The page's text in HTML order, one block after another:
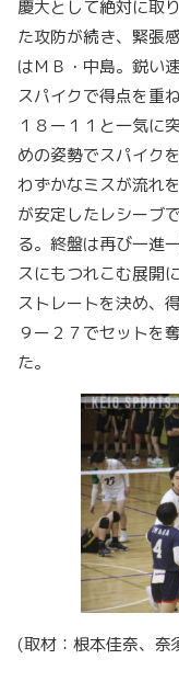
慶大として絶対に取
た攻防が続き、緊張
はＭＢ・中島。鋭い
スパイクで得点を重
１８ー１１と一気に
めの姿勢でスパイク
わずかなミスが流れ
が安定したレシーブ
る。終盤は再び一進
スにもつれこむ展開
ストレートを決め、
９ー２７でセットを
た。
(取材：根本佳奈、奈